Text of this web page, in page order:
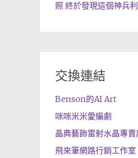
照 終於發現這個神兵
交換連結
Benson的AI Art
咪咪米米愛編劇
晶典藝飾雷射水晶專賣
飛來筆網路行銷工作室